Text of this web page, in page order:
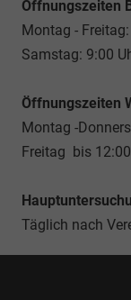
Öffnungszeiten
Montag -
Samstag: 9:00
Öffnungszeiten
Montag -
Freitag bis
Täglich nach